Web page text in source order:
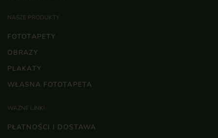
NASZE PRODUKTY
FOTOTAPETY
OBRAZY
PLAKATY
WŁASNA FOTOTAPETA
WAŻNE LINKI
PŁATNOŚCI I DOSTAWA